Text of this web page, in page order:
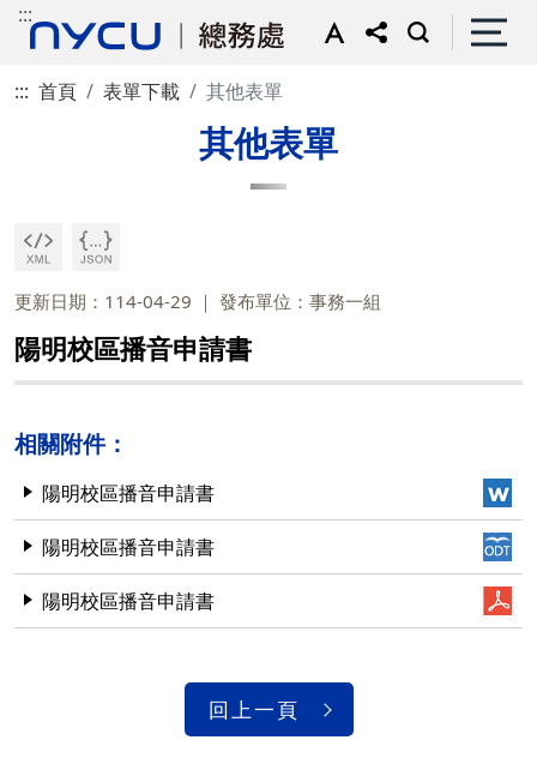
:::
::: 首頁 表單下載 其他表單
其他表單
更新日期：114-04-29 發布單位：事務一組
陽明校區播音申請書
相關附件：
陽明校區播音申請書
陽明校區播音申請書
陽明校區播音申請書
回上一頁